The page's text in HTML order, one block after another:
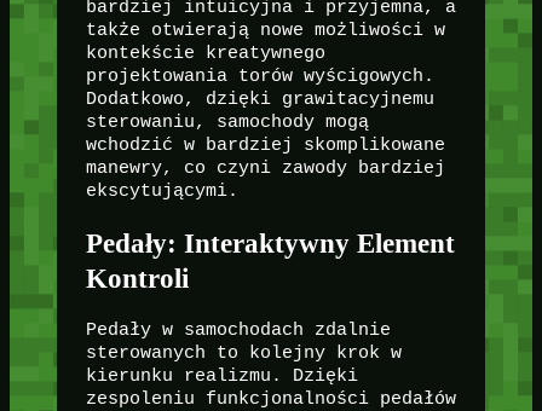
bardziej intuicyjna i przyjemna, a
także otwierają nowe możliwości w
kontekście kreatywnego
projektowania torów wyścigowych.
Dodatkowo, dzięki grawitacyjnemu
sterowaniu, samochody mogą
wchodzić w bardziej skomplikowane
manewry, co czyni zawody bardziej
ekscytującymi.
Pedały: Interaktywny Element
Kontroli
Pedały w samochodach zdalnie
sterowanych to kolejny krok w
kierunku realizmu. Dzięki
zespoleniu funkcjonalności pedałów